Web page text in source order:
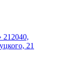
212040,
21